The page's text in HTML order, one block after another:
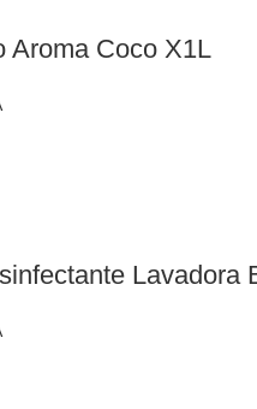
Aroma Coco X1L
Lavadora